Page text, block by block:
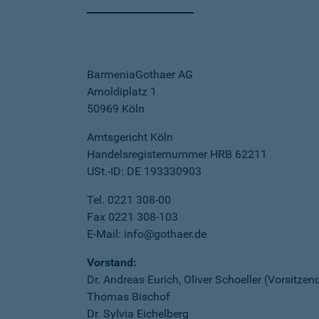
BarmeniaGothaer AG
Arnoldiplatz 1
50969 Köln
Amtsgericht Köln
Handelsregisternummer HRB 62211
USt.-ID: DE 193330903
Tel. 0221 308-00
Fax 0221 308-103
E-Mail: info@gothaer.de
Vorstand:
Dr. Andreas Eurich, Oliver Schoeller
Thomas Bischof
Dr. Sylvia Eichelberg